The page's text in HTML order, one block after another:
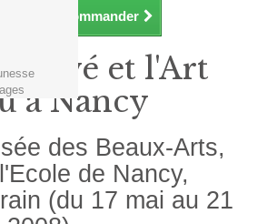
Commander
et l'Art
à Nancy
des Beaux-Arts,
de Nancy,
(du 17 mai au 21